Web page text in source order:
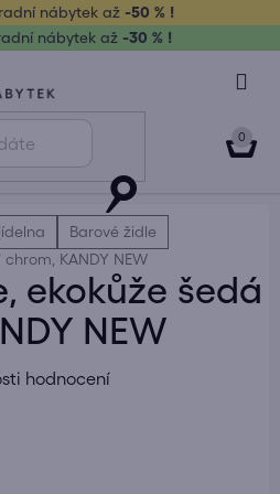
nábytek až-50 % !
nábytek až -30 % !
Barové židle
KANDY NEW
ekokůže šedá
NEW
hodnocení